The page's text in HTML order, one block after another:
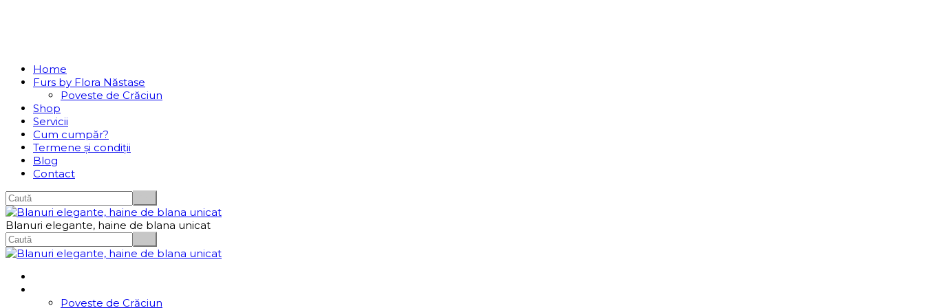
Home
Furs by Flora Năstase
Poveste de Crăciun
Shop
Servicii
Cum cumpăr?
Termene și condiții
Blog
Contact
Blanuri elegante, haine de blana unicat
Poveste de Crăciun